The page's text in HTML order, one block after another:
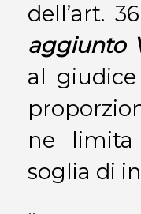
dell’art.
aggiunto
al
ne limita
soglia di